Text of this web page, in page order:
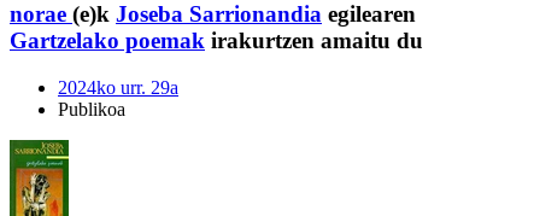
norae (e)k Joseba Sarrionandia egilearen
Gartzelako poemak irakurtzen amaitu du
2024ko urr. 29a
Publikoa